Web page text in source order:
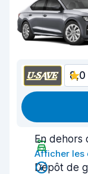
8,0
En dehors
Afficher les
Dépôt de